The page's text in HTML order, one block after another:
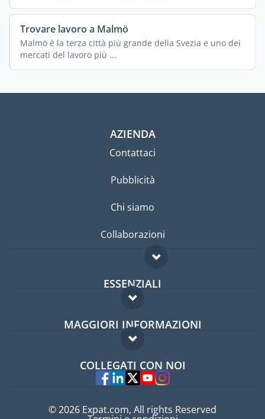
Trovare lavoro a Malmö
Malmö è la terza città più grande della Svezia e uno dei
mercati del lavoro più ...
AZIENDA
Contattaci
Pubblicità
Chi siamo
Collaborazioni
ESSENZIALI
Forum per expat
Guida per expat
MAGGIORI INFORMAZIONI
Domande frequenti
Esperti
COLLEGATI CON NOI
© 2026 Expat.com, All rights Reserved